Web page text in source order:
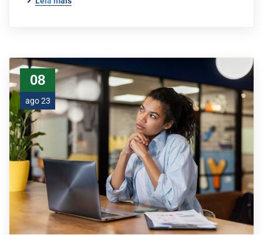
08
ago 23